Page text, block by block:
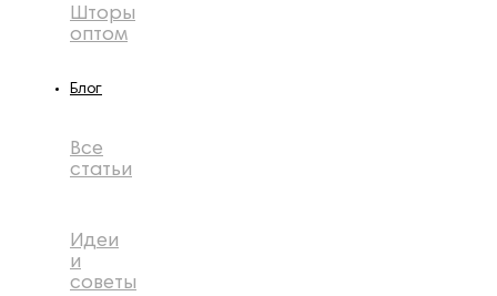
Шторы
оптом
Блог
Все
статьи
Идеи
и
советы